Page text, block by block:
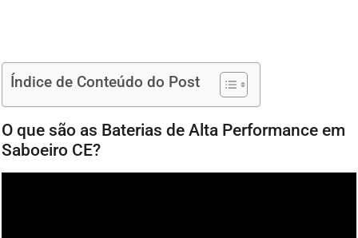
Índice de Conteúdo do Post
O que são as Baterias de Alta Performance em
Saboeiro CE?